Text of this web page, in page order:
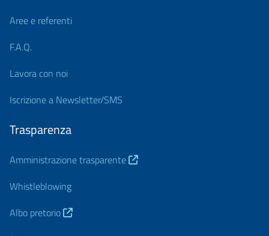
Aree e referenti
F.A.Q.
Lavora con noi
Iscrizione a Newsletter/SMS
Trasparenza
Amministrazione trasparente
Whistleblowing
Albo pretorio